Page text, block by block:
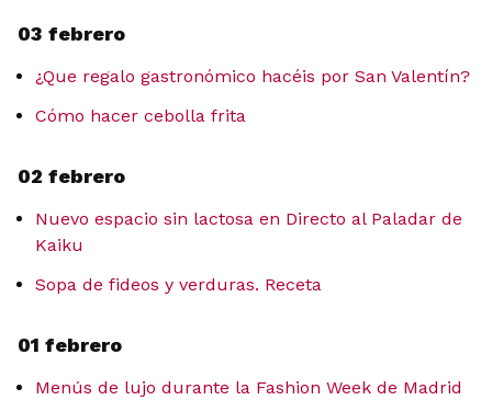
03 febrero
¿Que regalo gastronómico hacéis por San Valentín?
Cómo hacer cebolla frita
02 febrero
Nuevo espacio sin lactosa en Directo al Paladar de
Kaiku
Sopa de fideos y verduras. Receta
01 febrero
Menús de lujo durante la Fashion Week de Madrid